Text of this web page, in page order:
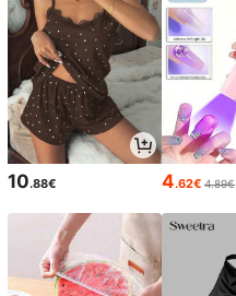
10.88€ 4.62€ 4.89€